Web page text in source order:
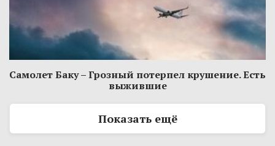
Самолет Баку – Грозный потерпел крушение. Есть
выжившие
Показать ещё